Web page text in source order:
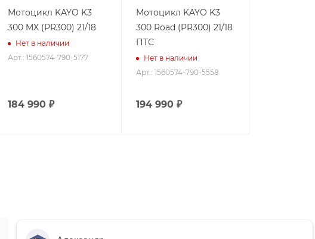
Мотоцикл KAYO K3
300 MX (PR300) 21/18
Нет в наличии
Арт.: 1560574-790-5177
184 990₽
Мотоцикл KAYO K3
300 Road (PR300) 21/18
ПТС
Нет в наличии
Арт.: 1560574-790-5558
194 990₽